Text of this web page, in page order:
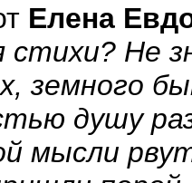
Елена
стихи? Не
земного
душу
мысли